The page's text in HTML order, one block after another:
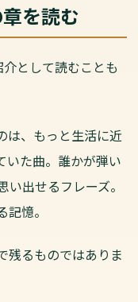
を読む
として読むことも
は、もっと生活に近
いた曲。誰かが弾い
出せるフレーズ。
憶。
残るものではありま